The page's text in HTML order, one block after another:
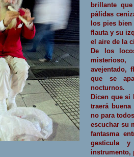
brillante
pálidas
los pies
flauta y su
el aire de la
De los
avejentado,
que se
nocturnos.
Dicen que si
traerá
no para
escuchar su
fantasma
gesticula
instrumento,